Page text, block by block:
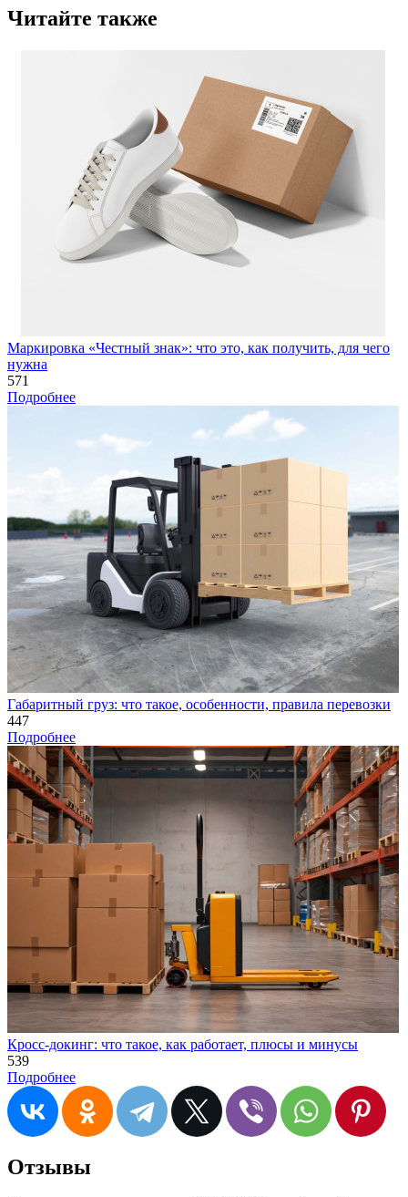
Читайте также
Маркировка «Честный знак»: что это, как получить, для чего
нужна
571
Подробнее
Габаритный груз: что такое, особенности, правила перевозки
447
Подробнее
Кросс-докинг: что такое, как работает, плюсы и минусы
539
Подробнее
Отзывы